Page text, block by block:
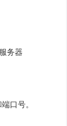
务器
口号。